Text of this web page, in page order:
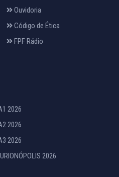
Ouvidoria
Código de Ética
FPF Rádio
2026
2026
2026
2026